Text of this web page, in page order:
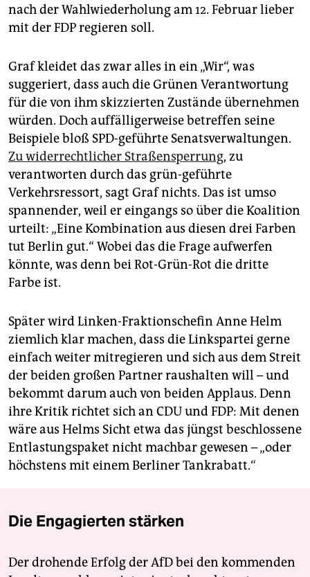
nach der Wahlwiederholung am 12. Februar lieber
mit der FDP regieren soll.
Graf kleidet das zwar alles in ein „Wir“, was
suggeriert, dass auch die Grünen Verantwortung
für die von ihm skizzierten Zustände übernehmen
würden. Doch auffälligerweise betreffen seine
Beispiele bloß SPD-geführte Senatsverwaltungen.
Zu widerrechtlicher Straßensperrung, zu
verantworten durch das grün-geführte
Verkehrsressort, sagt Graf nichts. Das ist umso
spannender, weil er eingangs so über die Koalition
urteilt: „Eine Kombination aus diesen drei Farben
tut Berlin gut.“ Wobei das die Frage aufwerfen
könnte, was denn bei Rot-Grün-Rot die dritte
Farbe ist.
Später wird Linken-Fraktionschefin Anne Helm
ziemlich klar machen, dass die Linkspartei gerne
einfach weiter mitregieren und sich aus dem Streit
der beiden großen Partner raushalten will – und
bekommt darum auch von beiden Applaus. Denn
ihre Kritik richtet sich an CDU und FDP: Mit denen
wäre aus Helms Sicht etwa das jüngst beschlossene
Entlastungspaket nicht machbar gewesen – „oder
höchstens mit einem Berliner Tankrabatt.“
Die Engagierten stärken
Der drohende Erfolg der AfD bei den kommenden